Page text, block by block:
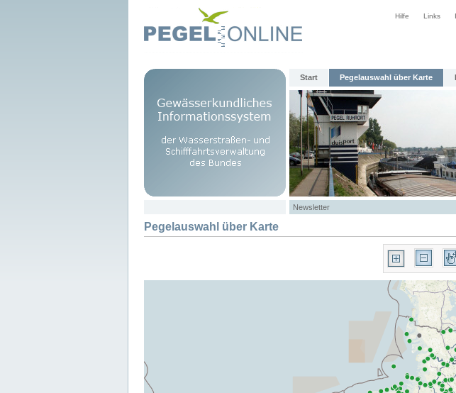
Hilfe Links
Start Pegelauswahl über Karte
Newsletter
Pegelauswahl über Karte